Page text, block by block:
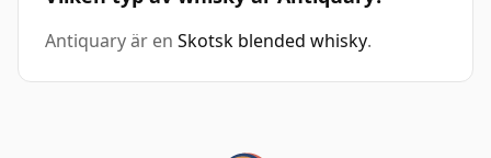
Antiquary är en Skotsk blended whisky.